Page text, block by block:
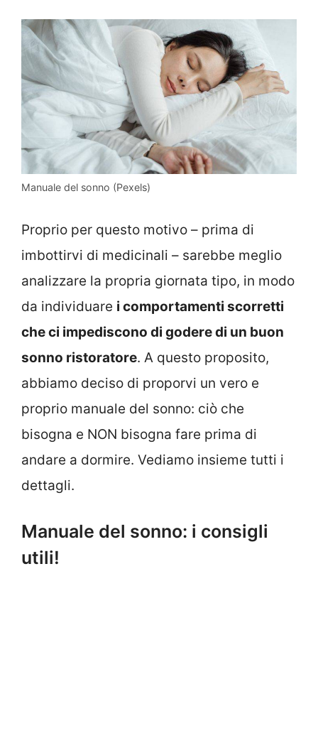
Manuale del sonno (Pexels)
Proprio per questo motivo – prima di
imbottirvi di medicinali – sarebbe meglio
analizzare la propria giornata tipo, in modo
da individuare i comportamenti scorretti
che ci impediscono di godere di un buon
sonno ristoratore. A questo proposito,
abbiamo deciso di proporvi un vero e
proprio manuale del sonno: ciò che
bisogna e NON bisogna fare prima di
andare a dormire. Vediamo insieme tutti i
dettagli.
Manuale del sonno: i consigli
utili!